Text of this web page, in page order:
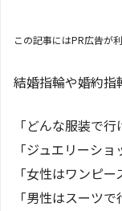
この記事にはPR広告が
結婚指輪や婚約指
「どんな服装で行
「ジュエリーシ
「女性はワンピー
「男性はスーツで